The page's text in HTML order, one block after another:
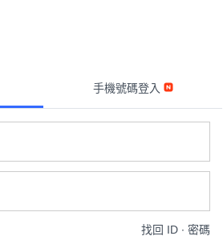
手機號碼登入
找回 ID ∙ 密碼